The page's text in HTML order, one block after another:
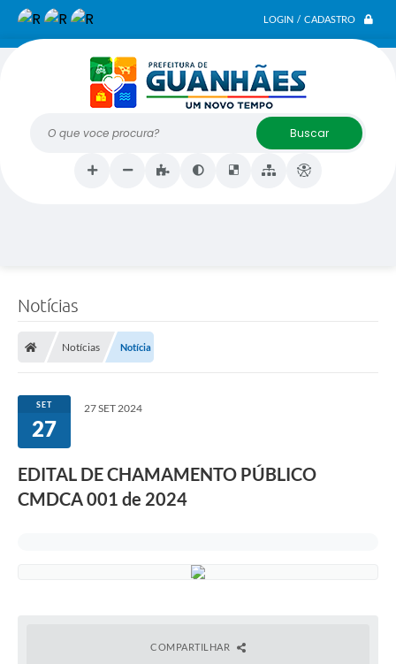
LOGIN / CADASTRO
O que voce procura?
Notícias
Notícias Notícia
SET
27
27 SET 2024
EDITAL DE CHAMAMENTO PÚBLICO
CMDCA 001 de 2024
COMPARTILHAR